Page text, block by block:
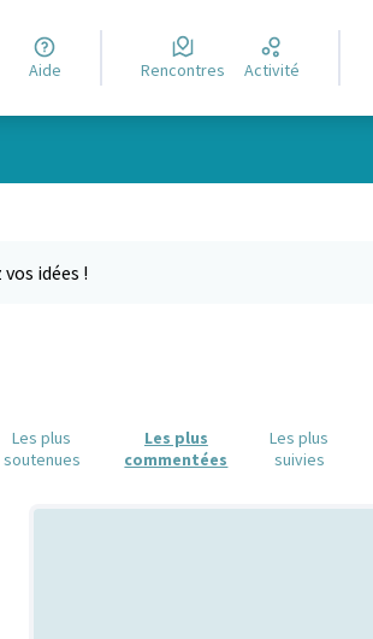
Aide Rencontres Activité
idées !
Les plus
soutenues
Les plus
commentées
Les plus
suivies